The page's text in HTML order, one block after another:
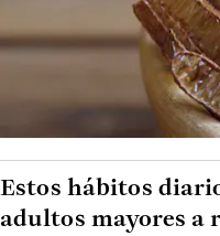
Estos hábitos
adultos mayores a